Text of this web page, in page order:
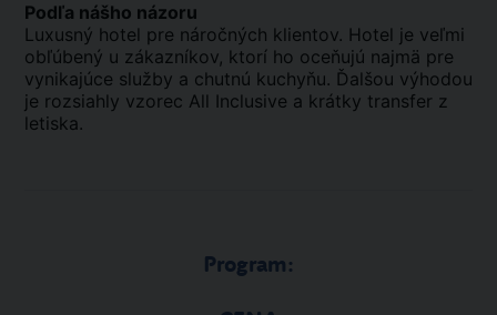
Podľa nášho názoru
Luxusný hotel pre náročných klientov. Hotel je veľmi
obľúbený u zákazníkov, ktorí ho oceňujú najmä pre
vynikajúce služby a chutnú kuchyňu. Ďalšou výhodou
je rozsiahly vzorec All Inclusive a krátky transfer z
letiska.
Program: